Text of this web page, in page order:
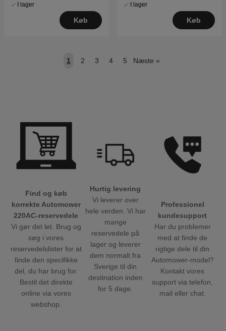
I lager
Køb
I lager
Køb
1 2 3 4 5 Næste »
Find og køb
korrekte Automower
220AC-reservedele
Vi gør det let. Brug og
søg i vores
reservedelslister for at
finde den specifikke
del, du har brug for.
Bestil det direkte
online via vores
webshop.
Hurtig levering
Vi leverer over
hele verden. Vi har
mange
reservedele på
lager og leverer
dem normalt fra
Sverige til din
destination inden
for 5 dage.
Professionel
kundesupport
Har du problemer
med at finde de
rigtige dele til din
Automower-model?
Kontakt vores
support via telefon,
mail eller chat.